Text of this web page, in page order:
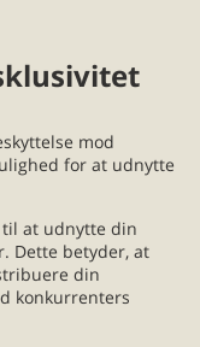
mod
for at udnytte
at udnytte din
Dette betyder, at
din
konkurrenters